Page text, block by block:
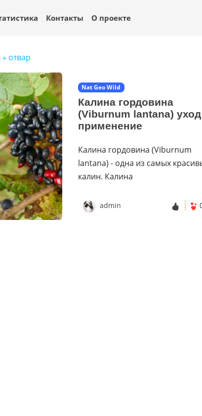
Контакты О проекте
» отвар
Nat Geo Wild
Калина гордовина
(Viburnum lantana)
применение
Калина гордовина (Viburnum
lantana) - одна из самых
калин. Калина
admin